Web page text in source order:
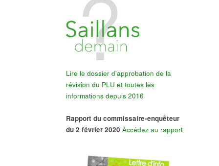
Lire le dossier d'approbation de la
révision du PLU et toutes les
informations depuis 2016
Rapport du commissaire-enquêteur
du 2 février 2020 Accédez au rapport